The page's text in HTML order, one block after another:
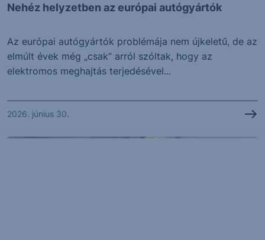
Nehéz helyzetben az európai autógyártók
Az európai autógyártók problémája nem újkeletű, de az
elmúlt évek még „csak” arról szóltak, hogy az
elektromos meghajtás terjedésével...
2026. június 30.